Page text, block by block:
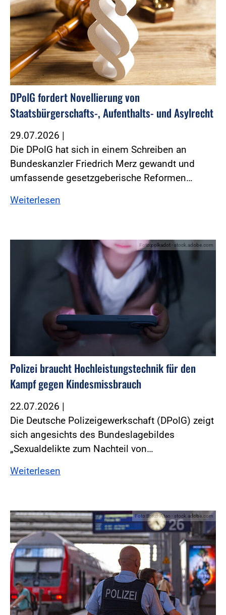
DPolG fordert Novellierung von
Staatsbürgerschafts-, Aufenthalts- und Asylrecht
29.07.2026 |
Die DPolG hat sich in einem Schreiben an
Bundeskanzler Friedrich Merz gewandt und
umfassende gesetzgeberische Reformen…
Weiterlesen
Foto:polkadot - stock.adobe.com
Polizei braucht Hochleistungstechnik für den
Kampf gegen Kindesmissbrauch
22.07.2026 |
Die Deutsche Polizeigewerkschaft (DPolG) zeigt
sich angesichts des Bundeslagebildes
„Sexualdelikte zum Nachteil von…
Weiterlesen
Foto:BreizhAtao - stock.adobe.com